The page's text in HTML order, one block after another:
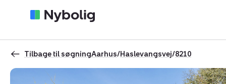
Tilbage til søgningAarhus/Haslevangsvej/8210